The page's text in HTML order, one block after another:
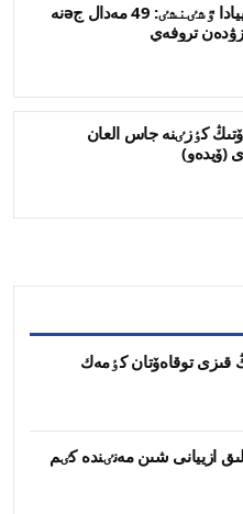
قازاقستان – ازييادا ٷشٸنشٸ: 49 مەدال جəنە
كٶزٸنە جاس العان
(ۆيدەو)
قىزى توقاەۆتان كٶمەك
ازييانى شىن مەنٸندە كٸم